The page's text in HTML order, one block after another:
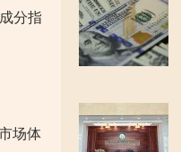
分指
场体